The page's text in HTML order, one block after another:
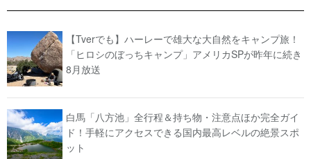
【Tverでも】ハーレーで雄大な大自然をキャンプ旅！
「ヒロシのぼっちキャンプ」アメリカSPが昨年に続き
8月放送
白馬「八方池」全行程＆持ち物・注意点ほか完全ガイ
ド！手軽にアクセスできる国内最高レベルの絶景スポ
ット